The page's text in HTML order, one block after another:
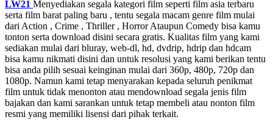
LW21 Menyediakan segala kategori film seperti film asia terbaru
serta film barat paling baru , tentu segala macam genre film mulai
dari Action , Crime , Thriller , Horror Ataupun Comedy bisa kamu
tonton serta download disini secara gratis. Kualitas film yang kami
sediakan mulai dari bluray, web-dl, hd, dvdrip, hdrip dan hdcam
bisa kamu nikmati disini dan untuk resolusi yang kami berikan tentu
bisa anda pilih sesuai keinginan mulai dari 360p, 480p, 720p dan
1080p. Namun kami tetap menyarakan kepada seluruh penikmat
film untuk tidak menonton atau mendownload segala jenis film
bajakan dan kami sarankan untuk tetap membeli atau nonton film
resmi yang memiliki lisensi dari pihak terkait.